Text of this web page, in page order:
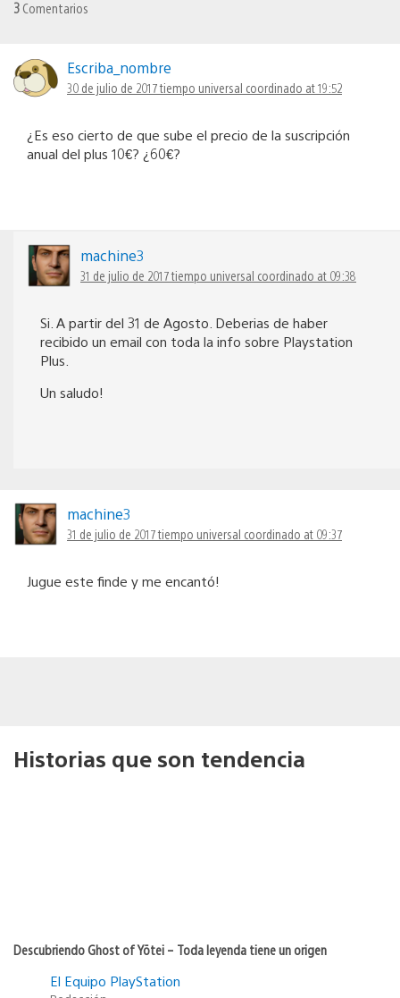
3 Comentarios
Escriba_nombre
30 de julio de 2017 tiempo universal coordinado at 19:52
¿Es eso cierto de que sube el precio de la suscripción
anual del plus 10€? ¿60€?
machine3
31 de julio de 2017 tiempo universal coordinado at 09:38
Si. A partir del 31 de Agosto. Deberias de haber
recibido un email con toda la info sobre Playstation
Plus.
Un saludo!
machine3
31 de julio de 2017 tiempo universal coordinado at 09:37
Jugue este finde y me encantó!
Historias que son tendencia
Descubriendo Ghost of Yōtei – Toda leyenda tiene un origen
El Equipo PlayStation